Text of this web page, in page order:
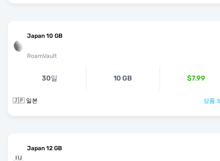
Japan 10 GB
RoamVault
30일 10 GB $7.99
🇯🇵 일본 상품
Japan 12 GB